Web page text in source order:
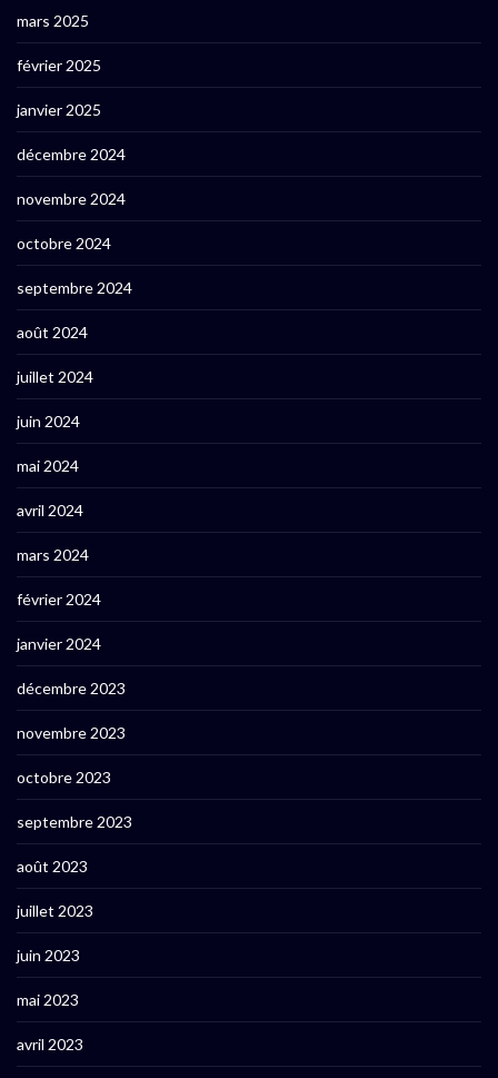
mars 2025
février 2025
janvier 2025
décembre 2024
novembre 2024
octobre 2024
septembre 2024
août 2024
juillet 2024
juin 2024
mai 2024
avril 2024
mars 2024
février 2024
janvier 2024
décembre 2023
novembre 2023
octobre 2023
septembre 2023
août 2023
juillet 2023
juin 2023
mai 2023
avril 2023